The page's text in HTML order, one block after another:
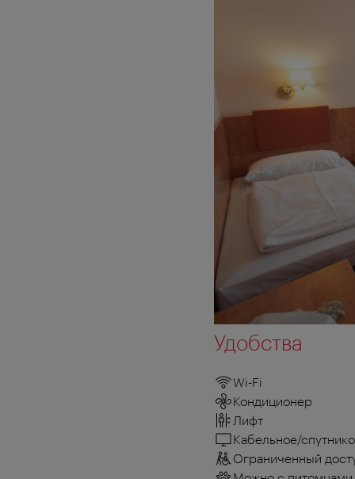
Удобства
Wi-Fi
Кондиционер
Лифт
Кабельное/
Ограниченный